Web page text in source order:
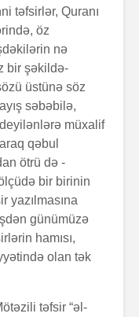
təfsirlər, Quranı
öz
nə
bir şəkildə-
üstünə söz
səbəbilə,
müxalif
qəbul
ötrü də -
bir birinin
yazılmasına
günümüzə
hamısı,
olan tək
təfsir “əl-